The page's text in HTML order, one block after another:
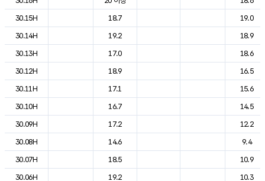
30.15H
18.7
19.0
30.14H
19.2
18.9
30.13H
17.0
18.6
30.12H
18.9
16.5
30.11H
17.1
15.6
30.10H
16.7
14.5
30.09H
17.2
12.2
30.08H
14.6
9.4
30.07H
18.5
10.9
30.06H
19.2
10.3